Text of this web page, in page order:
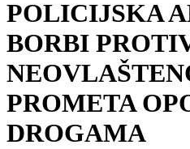
POLICIJSKA
BORBI
PROMETA
DROGAMA